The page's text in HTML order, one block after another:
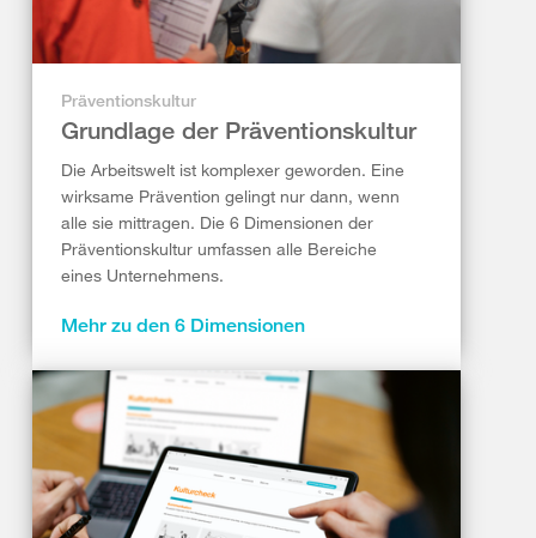
Präventionskultur
Grundlage der Präventionskultur
Die Arbeitswelt ist komplexer geworden. Eine
wirksame Prävention gelingt nur dann, wenn
alle sie mittragen. Die 6 Dimensionen der
Präventionskultur umfassen alle Bereiche
eines Unternehmens.
Mehr zu den 6 Dimensionen